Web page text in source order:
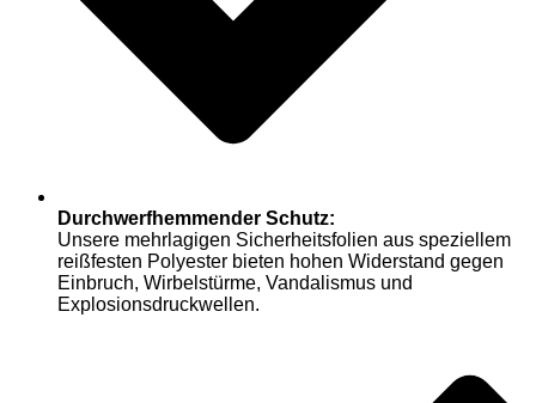
Durchwerfhemmender Schutz:
Unsere mehrlagigen Sicherheitsfolien aus speziellem
reißfesten Polyester bieten hohen Widerstand gegen
Einbruch, Wirbelstürme, Vandalismus und
Explosionsdruckwellen.